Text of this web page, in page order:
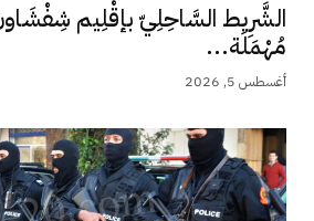
الشَّرِيط السَّاحِلِيّ بإقْلِيم
مُهْمَلَة...
أغسطس 5, 2026